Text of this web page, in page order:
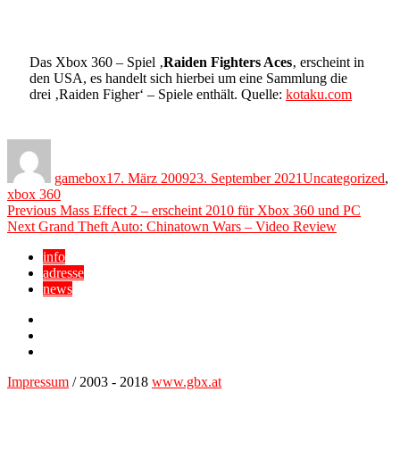
Das Xbox 360 – Spiel ‚Raiden Fighters Aces‚ erscheint in
den USA, es handelt sich hierbei um eine Sammlung die
drei ‚Raiden Figher‘ – Spiele enthält. Quelle: kotaku.com
gamebox17. März 200923. September 2021Uncategorized,
xbox 360
Beitragsnavigation
Previous Previous
post:
Mass Effect 2 – erscheint 2010 für Xbox 360 und PC
Next Next
Grand Theft Auto: Chinatown Wars – Video Review
info
adresse
news
Impressum / 2003 - 2018 www.gbx.at